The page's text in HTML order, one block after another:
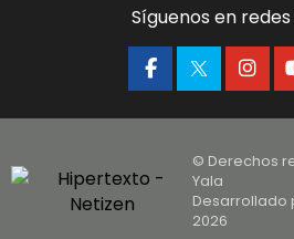
Síguenos en
© Derechos
Yala
Desarrollado
2026